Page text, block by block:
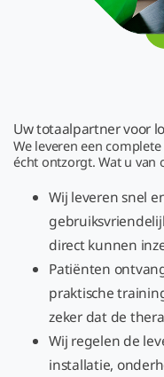
Uw totaalpartner voor
We leveren een
écht ontzorgt. Wat u van
Wij leveren snel
direct kunnen
Patiënten
praktische
zeker dat de
Wij regelen de
installatie,